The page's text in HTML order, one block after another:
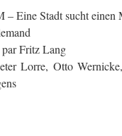
– Eine Stadt sucht einen
par Fritz Lang
Lorre, Otto